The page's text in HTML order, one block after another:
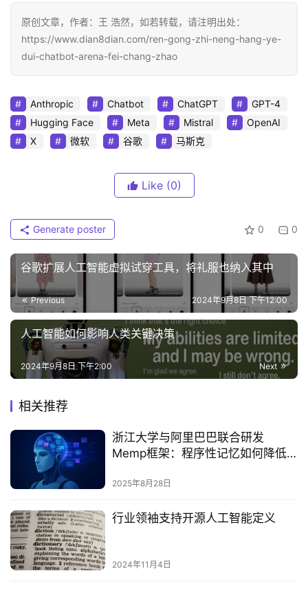
原创文章，作者：王 浩然，如若转载，请注明出处：
https://www.dian8dian.com/ren-gong-zhi-neng-hang-ye-
dui-chatbot-arena-fei-chang-zhao
Anthropic Chatbot ChatGPT
GPT-4
Hugging Face
Meta Mistral
OpenAI
X
微软 谷歌 马斯克
Like (0)
0 0
Generate poster
谷歌扩展人工智能虚拟试穿工具，将礼服也纳入其中
Previous 2024年9月8日 下午12:00
人工智能如何影响人类关键决策
Next
2024年9月8日 下午2:00
相关推荐
浙江大学与阿里巴巴联合研发
Memp框架：程序性记忆如何降低AI
2025年8月28日
行业领袖支持开源人工智能定义
2024年11月4日